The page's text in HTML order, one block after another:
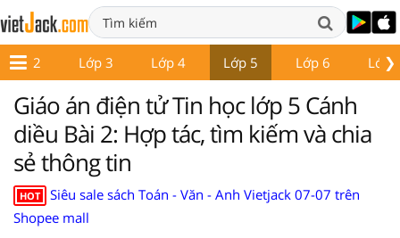
❯
Lớp 2 Lớp 3 Lớp 4 Lớp 5 Lớp 6 Lớp
Giáo án điện tử Tin học lớp 5 Cánh
diều Bài 2: Hợp tác, tìm kiếm và chia
sẻ thông tin
HOT
Siêu sale sách Toán - Văn - Anh Vietjack 07-07 trên
Shopee mall